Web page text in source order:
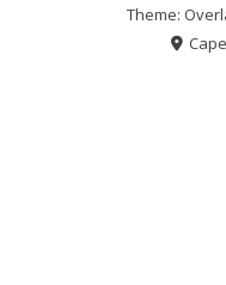
Theme: